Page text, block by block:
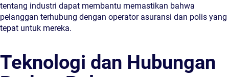
tentang industri dapat membantu memastikan bahwa
pelanggan terhubung dengan operator asuransi dan polis yang
tepat untuk mereka.
Teknologi dan Hubungan